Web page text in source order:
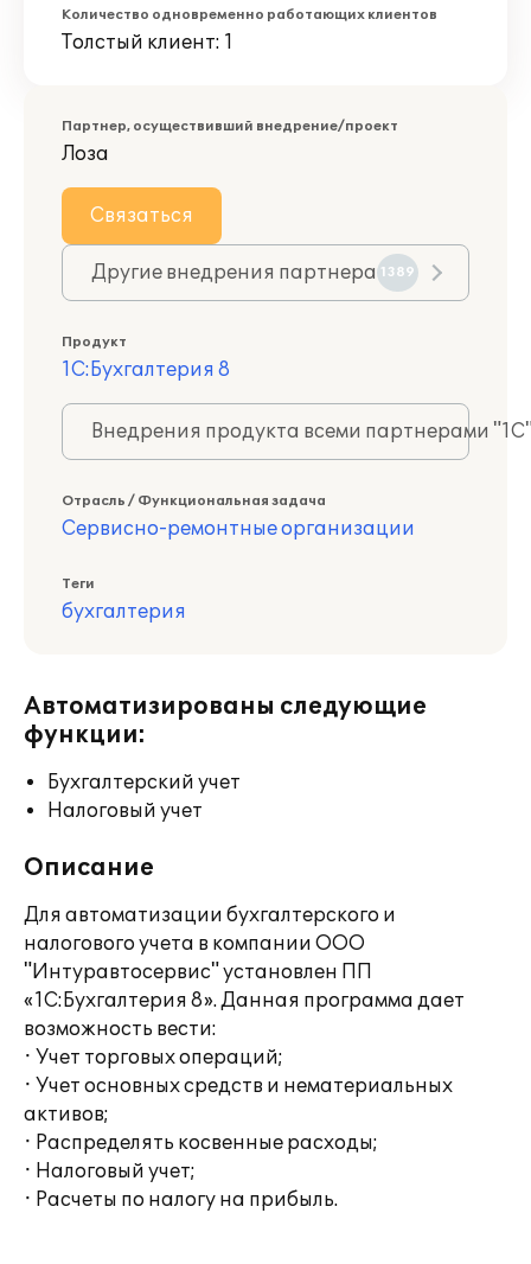
Количество одновременно работающих клиентов
Толстый клиент: 1
Партнер, осуществивший внедрение/проект
Лоза
Связаться
Другие внедрения партнера 1389
Продукт
1С:Бухгалтерия 8
Внедрения продукта всеми партнерами
Отрасль / Функциональная задача
Сервисно-ремонтные организации
Теги
бухгалтерия
Автоматизированы следующие
функции:
Бухгалтерский учет
Налоговый учет
Описание
Для автоматизации бухгалтерского и
налогового учета в компании ООО
"Интуравтосервис" установлен ПП
«1С:Бухгалтерия 8». Данная программа дает
возможность вести:
· Учет торговых операций;
· Учет основных средств и нематериальных
активов;
· Распределять косвенные расходы;
· Налоговый учет;
· Расчеты по налогу на прибыль.